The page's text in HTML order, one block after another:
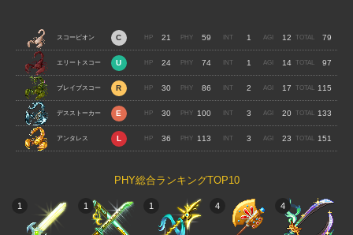
スコーピオン 21 59 1 12 79
エリートスコー
ピオン
24 74 1 14 97
ブレイブスコー
ピオン
30 86 2 17 115
デスストーカー 30 100 3 20 133
アンタレス 36 113 3 23 151
PHY総合ランキングTOP10
1 1 1 4 4